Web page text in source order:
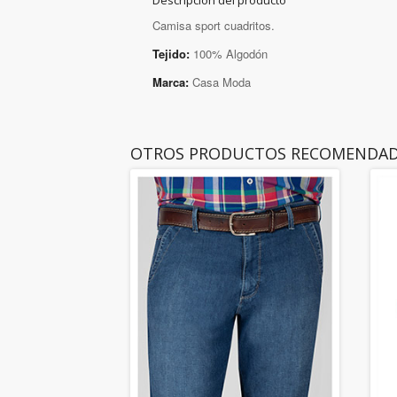
Camisa sport cuadritos.
Tejido: 100% Algodón
Marca: Casa Moda
OTROS PRODUCTOS